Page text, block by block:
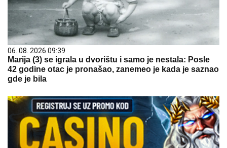
06. 08. 2026 09:39
Marija (3) se igrala u dvorištu i samo je nestala: Posle
42 godine otac je pronašao, zanemeo je kada je saznao
gde je bila